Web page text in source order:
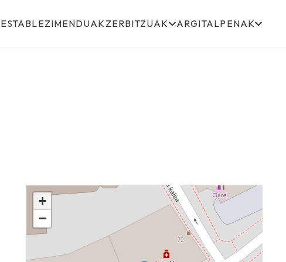
ESTABLEZIMENDUAKZERBITZUAK ARGITALPENAK
+
−